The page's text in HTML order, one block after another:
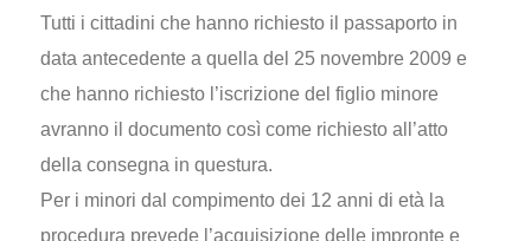
Tutti i cittadini che hanno richiesto il passaporto in
data antecedente a quella del 25 novembre 2009 e
che hanno richiesto l’iscrizione del figlio minore
avranno il documento così come richiesto all’atto
della consegna in questura.
Per i minori dal compimento dei 12 anni di età la
procedura prevede l’acquisizione delle impronte e